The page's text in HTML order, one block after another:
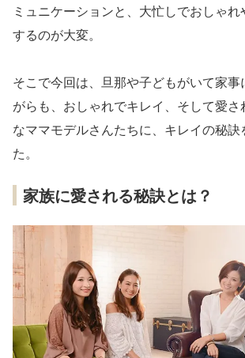
ミュニケーションと、大忙しでおしゃ
するのが大変。
そこで今回は、旦那や子どもがいて家
がらも、おしゃれでキレイ、そして愛さ
なママモデルさんたちに、キレイの秘訣
た。
家族に愛される秘訣とは？